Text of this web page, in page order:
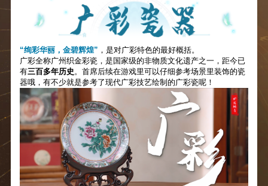
“绚彩华丽，金碧辉煌” ，是对广彩特色的最好概括。
广彩全称广州织金彩瓷，是国家级的非物质文化遗产之一，距今已
有三百多年历史 。首席后续在游戏里可以仔细参考场景里装饰的瓷
器哦，有不少就是参考了现代广彩技艺绘制的广彩瓷呢！